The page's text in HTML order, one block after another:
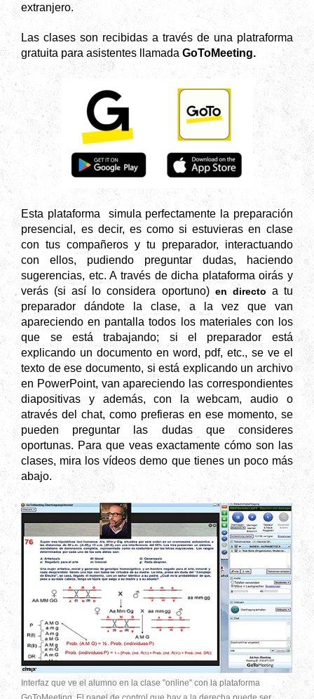
extranjero.
Las clases son recibidas a través de una platraforma
gratuita para asistentes llamadaGoToMeeting.
Esta plataforma simula perfectamente la preparación
presencial, es decir, es como si estuvieras en clase
con tus compañeros y tu preparador, interactuando
con ellos, pudiendo preguntar dudas, haciendo
sugerencias, etc. A través de dicha plataforma oirás y
verás (si así lo considera oportuno) en directoa tu
preparador dándote la clase, a la vez que van
apareciendo en pantalla todos los materiales con los
que se está trabajando; si el preparador está
explicando un documento en word, pdf, etc., se ve el
texto de ese documento, si está explicando un archivo
en PowerPoint, van apareciendo las correspondientes
diapositivas y además, con la webcam, audio o
através del chat, como prefieras en ese momento, se
pueden preguntar las dudas que consideres
oportunas. Para que veas exactamente cómo son las
clases, mira los vídeos demo que tienes un poco más
abajo.
Interfaz que ve el alumno en la clase "online" con la plataforma